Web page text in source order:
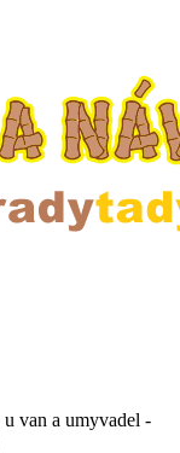
van a umyvadel -